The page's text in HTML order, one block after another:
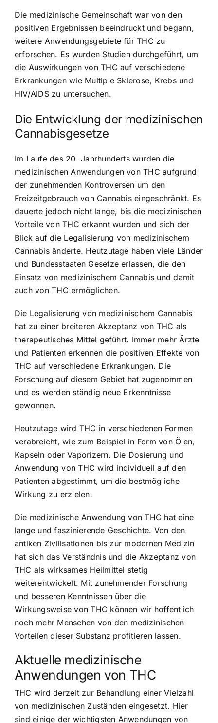
Die medizinische Gemeinschaft war von den
positiven Ergebnissen beeindruckt und begann,
weitere Anwendungsgebiete für THC zu
erforschen. Es wurden Studien durchgeführt, um
die Auswirkungen von THC auf verschiedene
Erkrankungen wie Multiple Sklerose, Krebs und
HIV/AIDS zu untersuchen.
Die Entwicklung der medizinischen
Cannabisgesetze
Im Laufe des 20. Jahrhunderts wurden die
medizinischen Anwendungen von THC aufgrund
der zunehmenden Kontroversen um den
Freizeitgebrauch von Cannabis eingeschränkt. Es
dauerte jedoch nicht lange, bis die medizinischen
Vorteile von THC erkannt wurden und sich der
Blick auf die Legalisierung von medizinischem
Cannabis änderte. Heutzutage haben viele Länder
und Bundesstaaten Gesetze erlassen, die den
Einsatz von medizinischem Cannabis und damit
auch von THC ermöglichen.
Die Legalisierung von medizinischem Cannabis
hat zu einer breiteren Akzeptanz von THC als
therapeutisches Mittel geführt. Immer mehr Ärzte
und Patienten erkennen die positiven Effekte von
THC auf verschiedene Erkrankungen. Die
Forschung auf diesem Gebiet hat zugenommen
und es werden ständig neue Erkenntnisse
gewonnen.
Heutzutage wird THC in verschiedenen Formen
verabreicht, wie zum Beispiel in Form von Ölen,
Kapseln oder Vaporizern. Die Dosierung und
Anwendung von THC wird individuell auf den
Patienten abgestimmt, um die bestmögliche
Wirkung zu erzielen.
Die medizinische Anwendung von THC hat eine
lange und faszinierende Geschichte. Von den
antiken Zivilisationen bis zur modernen Medizin
hat sich das Verständnis und die Akzeptanz von
THC als wirksames Heilmittel stetig
weiterentwickelt. Mit zunehmender Forschung
und besseren Kenntnissen über die
Wirkungsweise von THC können wir hoffentlich
noch mehr Menschen von den medizinischen
Vorteilen dieser Substanz profitieren lassen.
Aktuelle medizinische
Anwendungen von THC
THC wird derzeit zur Behandlung einer Vielzahl
von medizinischen Zuständen eingesetzt. Hier
sind einige der wichtigsten Anwendungen von